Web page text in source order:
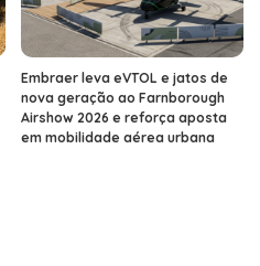
Embraer leva eVTOL e jatos de
nova geração ao Farnborough
Airshow 2026 e reforça aposta
em mobilidade aérea urbana